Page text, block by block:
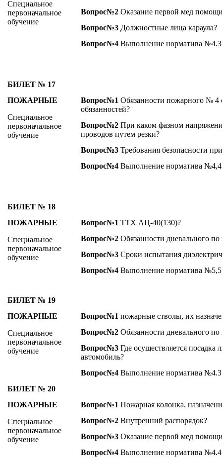
Специальное
первоначальное
обучение
Вопрос№2 Оказание первой мед
Вопрос№3 Должностные лица караула?
Вопрос№4 Выполнение норматива №4.3
БИЛЕТ № 17
ПОЖАРНЫЕ
Специальное
первоначальное
обучение
Вопрос№1 Обязанности пожарного № 4
обязанностей?
Вопрос№2 При каком фазном
проводов путем резки?
Вопрос№3 Требования безопасности
Вопрос№4 Выполнение норматива №4,4
БИЛЕТ № 18
ПОЖАРНЫЕ
Специальное
первоначальное
обучение
Вопрос№1 ТТХ АЦ-40(130)?
Вопрос№2 Обязанности дневального по
Вопрос№3 Сроки испытания
Вопрос№4 Выполнение норматива №5,5
БИЛЕТ № 19
ПОЖАРНЫЕ
Специальное
первоначальное
обучение
Вопрос№1 пожарные стволы, их
Вопрос№2 Обязанности дневального по
Вопрос№3 Где осуществляется посадка
автомобиль?
Вопрос№4 Выполнение норматива №4.3
БИЛЕТ № 20
ПОЖАРНЫЕ
Специальное
первоначальное
обучение
Вопрос№1 Пожарная колонка,
Вопрос№2 Внутренний распорядок?
Вопрос№3 Оказание первой мед
Вопрос№4 Выполнение норматива №4.4